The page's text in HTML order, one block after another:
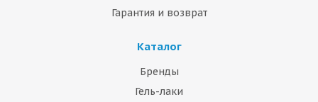
Гарантия и возврат
Каталог
Бренды
Гель-лаки